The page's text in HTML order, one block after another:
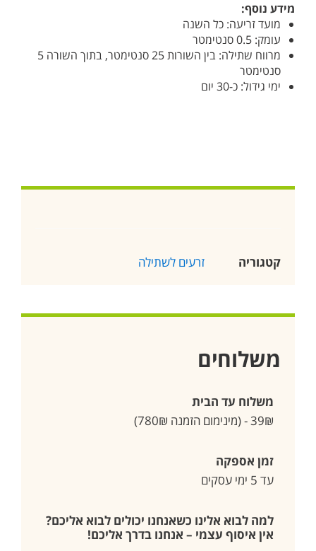
מידע נוסף:
מועד זריעה: כל השנה
עומק: 0.5 סנטימטר
מרווח שתילה: בין השורות 25 סנטימטר, בתוך השורה 5
סנטימטר
ימי גידול: כ-30 יום
קטגוריה זרעים לשתילה
משלוחים
משלוח עד הבית
39₪ - (מינימום הזמנה 780₪)
זמן אספקה
עד 5 ימי עסקים
למה לבוא אלינו כשאנחנו יכולים לבוא אליכם?
אין איסוף עצמי – אנחנו בדרך אליכם!